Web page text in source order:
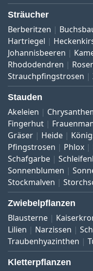
Sträucher
Berberitzen
Hartriegel
Johannisbeeren
Rhododendren
Strauchpfingstrosen
Stauden
Akeleien
Fingerhut
Gräser
Heide
Pfingstrosen
Phlox
Schafgarbe
Sonnenblumen
Stockmalven
Zwiebelpflanzen
Blausterne
Lilien
Narzissen
Traubenhyazinthen
Kletterpflanzen